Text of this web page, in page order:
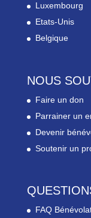
Luxembourg
Etats-Unis
Belgique
NOUS
Faire un don
Parrainer un
Devenir
Soutenir un
FAQ